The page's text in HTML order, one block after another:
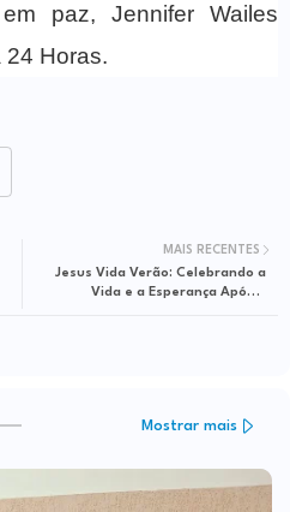
paz, Jennifer Wailes
24 Horas.
MAIS RECENTES
Jesus Vida Verão: Celebrando a
Vida e a Esperança Após a
Mostrar mais